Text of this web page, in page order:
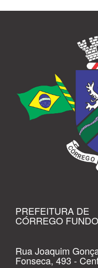
PREFEITURA DE
CÓRREGO FUNDO
Rua Joaquim
Fonseca, 493 -